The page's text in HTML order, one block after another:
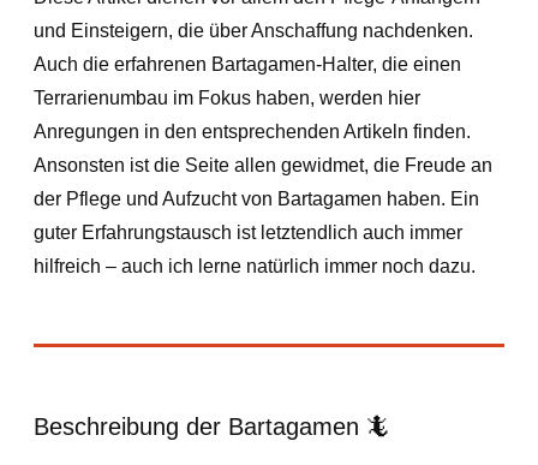
und Einsteigern, die über Anschaffung nachdenken.
Auch die erfahrenen Bartagamen-Halter, die einen
Terrarienumbau im Fokus haben, werden hier
Anregungen in den entsprechenden Artikeln finden.
Ansonsten ist die Seite allen gewidmet, die Freude an
der Pflege und Aufzucht von Bartagamen haben. Ein
guter Erfahrungstausch ist letztendlich auch immer
hilfreich – auch ich lerne natürlich immer noch dazu.
Beschreibung der Bartagamen 🦎